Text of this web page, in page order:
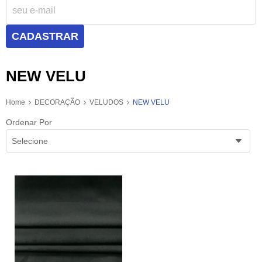
CADASTRAR
NEW VELU
Home DECORAÇÃO VELUDOS NEW VELU
Ordenar Por
Selecione